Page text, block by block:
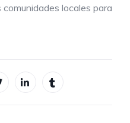
locales para